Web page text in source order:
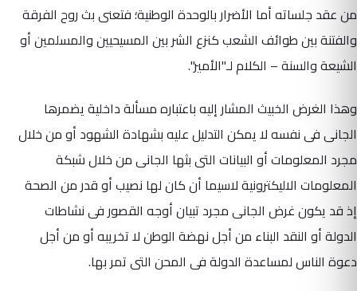
من عقد جلساته أما الأضرار بالوحدة الوطنية؛ فتعنى بث روح الفرقة
والفتنة بين طوائف الشعب كنزع الشر بين المسيحيين والمسلمين أو
الشيعة والسنة – الكلام لـ"الأمير".
وهذا الغرض الخبيث المشار إليه باعتباره مسألة داخلية يضمرها
الجانى فى نفسه لا يمكن التدليل عليه بشهادة الشهود أو من خلال
مجرد المعلومات أو البيانات التى بثها الجانى من خلال شبكة
المعلومات الاليكترونية لاسيما أن كان لها نصيب أو قدر من الصحة
إذ قد يكون غرض الجانى مجرد تبيان أوجه القصور فى نشاطات
الدولة أو النقد البناء من أجل نهضة الوطن لا تخريبه أو من أجل
دعوة الناس لمساعدة الدولة فى المحن التى تمر بها.